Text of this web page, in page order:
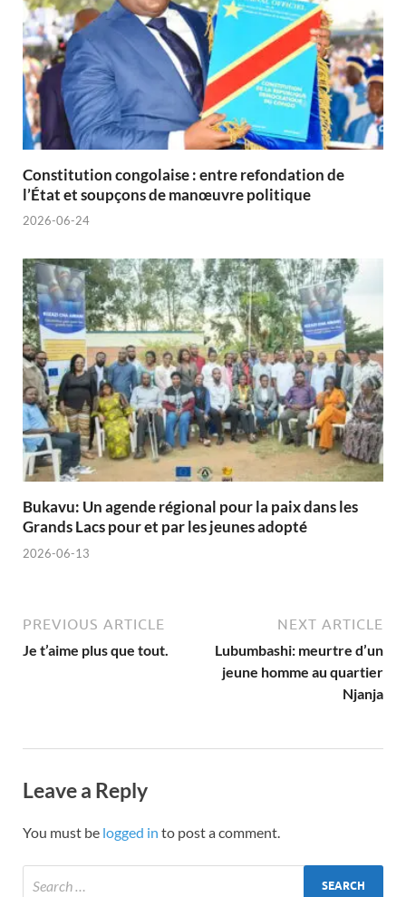
Constitution congolaise : entre refondation de
l’État et soupçons de manœuvre politique
2026-06-24
Bukavu: Un agende régional pour la paix dans les
Grands Lacs pour et par les jeunes adopté
2026-06-13
PREVIOUS ARTICLE
Je t’aime plus que tout.
NEXT ARTICLE
Lubumbashi: meurtre d’un
jeune homme au quartier
Njanja
Leave a Reply
You must be logged in to post a comment.